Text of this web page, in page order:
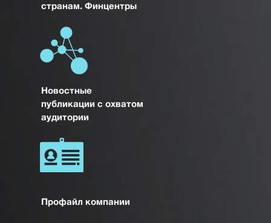
странам. Финцентры
Новостные
публикации с охватом
аудитории
Профайл компании